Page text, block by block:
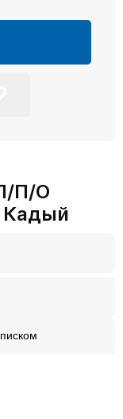
П/О
Кадый